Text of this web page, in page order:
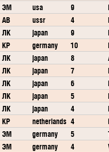
ЭМ
usa 9
АВ
ussr 4
ЛК
japan 9
КР
germany 10
ЛК
japan 8
ЛК
japan 7
ЛК
japan 6
ЛК
japan 5
ЛК
japan 4
КР
netherlands 4
ЭМ
germany 5
ЭМ
germany 4